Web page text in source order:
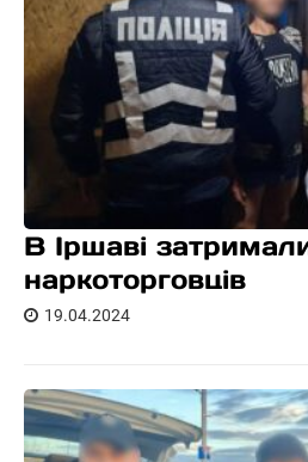
В Іршаві
наркоторговців
19.04.2024